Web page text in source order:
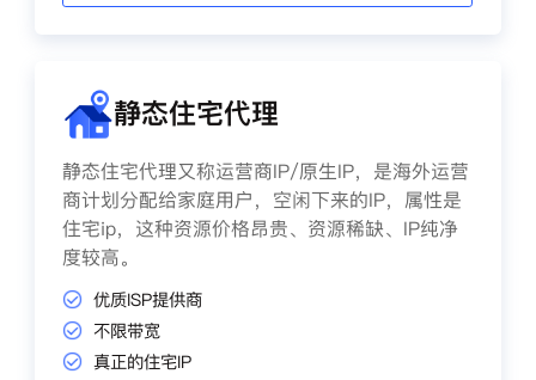
静态住宅代理
静态住宅代理又称运营商IP/原生IP，是海外运营
商计划分配给家庭用户，空闲下来的IP，属性是
住宅ip，这种资源价格昂贵、资源稀缺、IP纯净
度较高。
优质ISP提供商
不限带宽
真正的住宅IP